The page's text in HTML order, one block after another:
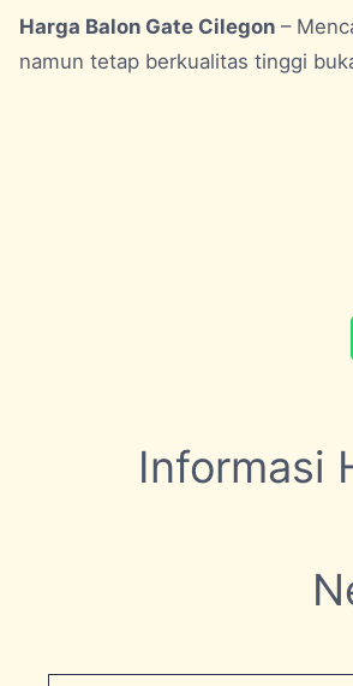
Harga Balon Gate Cilegon –
namun tetap berkualitas tinggi
Informasi